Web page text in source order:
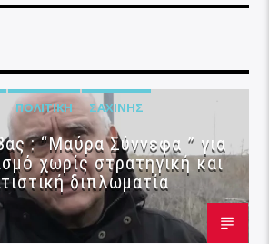
ΠΟΛΙΤΙΚΉ ΣΑΧΊΝΗΣ
: “Μαύρα Σύννεφα ” για
χωρίς στρατηγική και
διπλωματία